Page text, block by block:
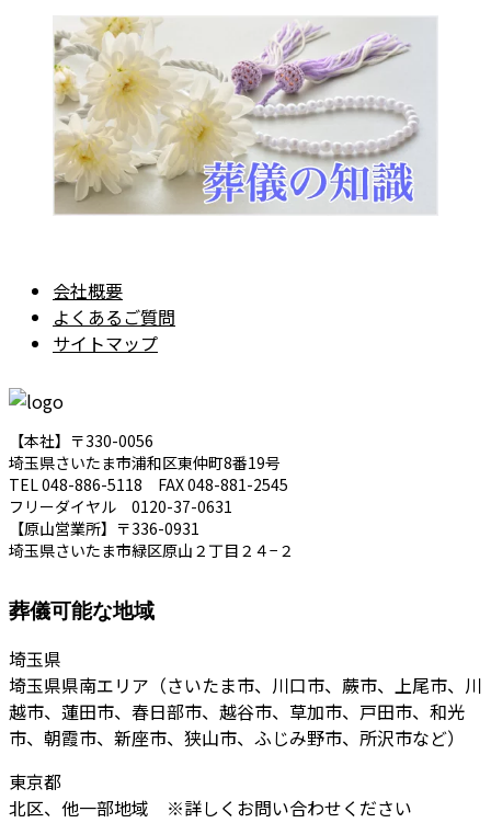
会社概要
よくあるご質問
サイトマップ
【本社】〒330-0056
埼玉県さいたま市浦和区東仲町8番19号
TEL 048-886-5118 FAX 048-881-2545
フリーダイヤル 0120-37-0631
【原山営業所】〒336-0931
埼玉県さいたま市緑区原山２丁目２４−２
葬儀可能な地域
埼玉県
埼玉県県南エリア（さいたま市、川口市、蕨市、上尾市、川
越市、蓮田市、春日部市、越谷市、草加市、戸田市、和光
市、朝霞市、新座市、狭山市、ふじみ野市、所沢市など）
東京都
北区、他一部地域 ※詳しくお問い合わせください